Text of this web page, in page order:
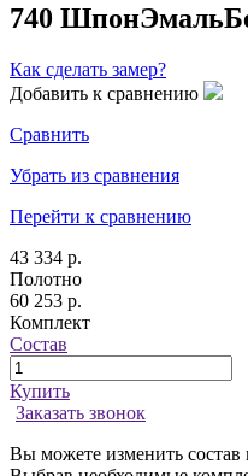
740
Как сделать замер?
Добавить к сравнению
Сравнить
Убрать из сравнения
Перейти к сравнению
43 334 р.
Полотно
60 253 р.
Комплект
Состав
Купить
Заказать звонок
Вы можете изменить